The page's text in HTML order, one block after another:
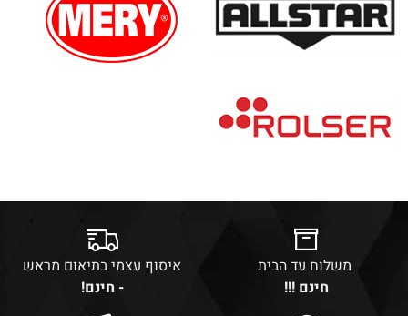
משלוח עד הבית
חינם !!!
איסוף עצמי בתיאום מראש
- חינם!